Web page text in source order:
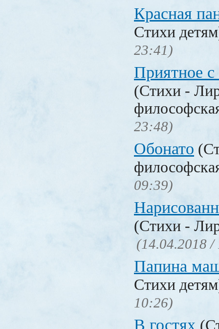
Красная
Стихи
23:41)
Приятное
(Стихи -
23:48)
Обонато
09:39)
(Стихи -
(14.04.2018 /
Папина
Стихи
10:26)
В гостях